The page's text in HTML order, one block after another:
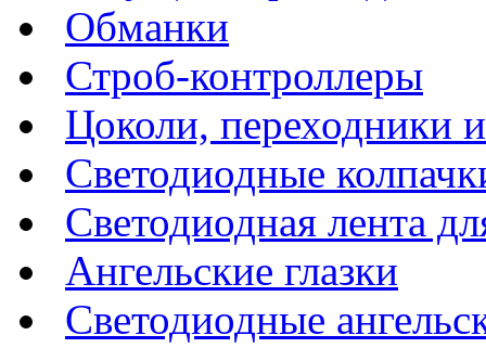
Обманки
Строб-контроллеры
Цоколи, переходники
Светодиодные
Светодиодная лента
Ангельские глазки
Светодиодные